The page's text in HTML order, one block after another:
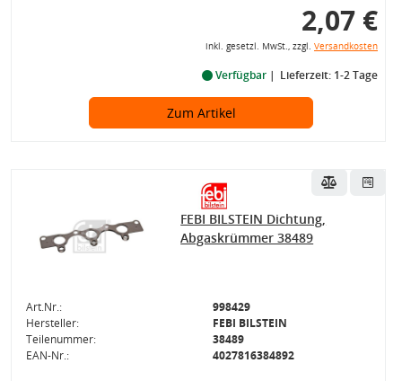
2,07 €
inkl. gesetzl. MwSt., zzgl. Versandkosten
Verfügbar Lieferzeit: 1-2 Tage
Zum Artikel
FEBI BILSTEIN Dichtung,
Abgaskrümmer 38489
Art.Nr.:
998429
Hersteller:
FEBI BILSTEIN
Teilenummer:
38489
EAN-Nr.:
4027816384892